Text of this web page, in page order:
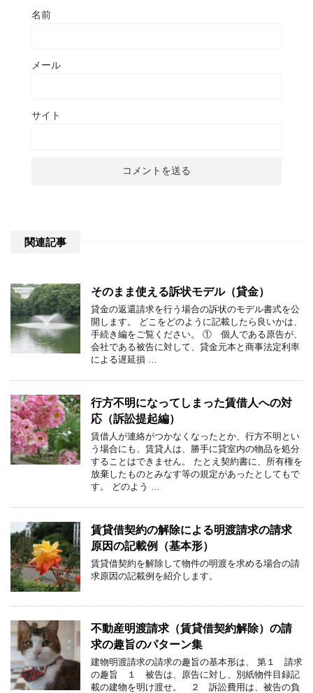
名前
メール
サイト
関連記事
そのまま使える訴状モデル（貸金）
貸金の返還請求を行う場合の訴状のモデル書式を公
開します。 どこをどのように記載したら良いかは、
手続き編をご覧ください。 ① 個人である原告が、
会社である被告に対して、貸金元本と商事法定利率
による遅延損 …
行方不明になってしまった賃借人への対
応（訴訟提起編）
賃借人が連絡がつかなくなったとか、行方不明とい
う場合にも、賃貸人は、勝手に貸室内の物品を処分
することはできません。 たとえ契約書に、所有権を
放棄したものとみなす等の規定があったとしてもで
す。 どのよう …
賃貸借契約の解除による明渡請求の請求
原因の記載例（基本形）
賃貸借契約を解除して物件の明渡を求める場合の請
求原因の記載例を紹介します。
不動産明渡請求（賃貸借契約解除）の請
求の趣旨のパターン集
建物明渡請求の請求の趣旨の基本形は、 第１ 請求
の趣旨 １ 被告は、原告に対し、別紙物件目録記
載の建物を明け渡せ。 ２ 訴訟費用は、被告の負